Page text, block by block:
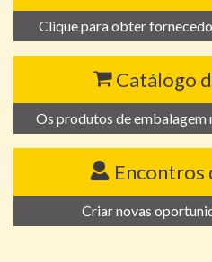
Clique para obter
Catálogo
Os produtos de embalagem
Encontros
Criar novas